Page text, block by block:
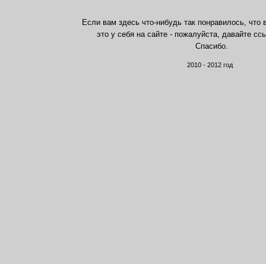
Если вам здесь что-нибудь так понравилось, что
это у себя на сайте - пожалуйста, давайте
Спасибо.
2010 - 2012 год